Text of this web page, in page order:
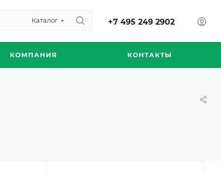
Каталог +7 495 249 2902
КОМПАНИЯ КОНТАКТЫ